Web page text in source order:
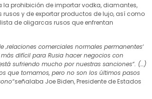
prohibición de importar vodka, diamantes,
y de exportar productos de lujo, así como
de oligarcas rusos que enfrentan
‚relaciones comerciales normales permanentes‘
más difícil para Rusia hacer negocios con
sufriendo mucho por nuestras sanciones“. (…)
que tomamos, pero no son los últimos pasos
señalaba Joe Biden, Presidente de Estados